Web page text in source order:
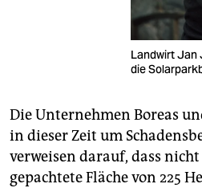
Landwirt Jan
die
Die Unternehmen Boreas
in dieser Zeit um
verweisen darauf, dass
gepachtete Fläche von 225